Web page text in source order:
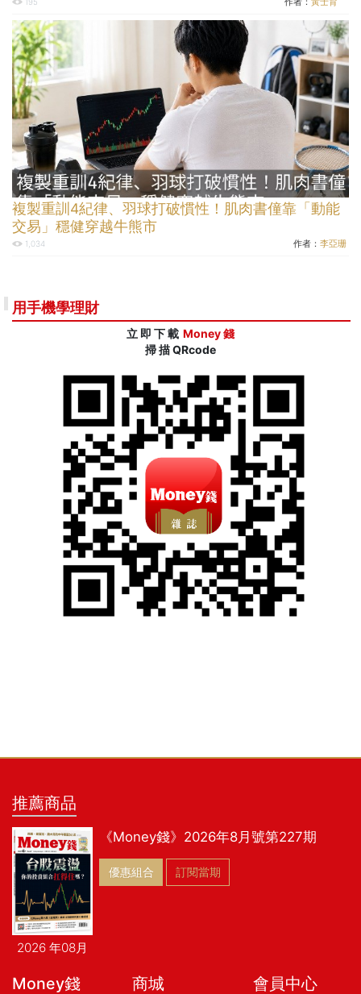
複製重訓4紀律、羽球打破慣性！肌肉書僮靠「動能
交易」穩健穿越牛熊市
1,034 作者： 李亞珊
用手機學理財
立 即 下 載 Money 錢
掃 描 QRcode
推薦商品
2026 年08月
《Money錢》2026年8月號第227期
優惠組合 訂閱當期
Money錢 商城 會員中心